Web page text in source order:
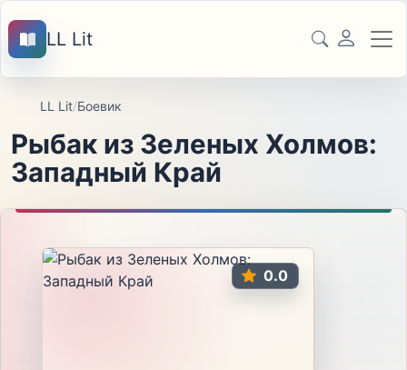
LL Lit
LL Lit/Боевик
Рыбак из Зеленых Холмов:
Западный Край
0.0